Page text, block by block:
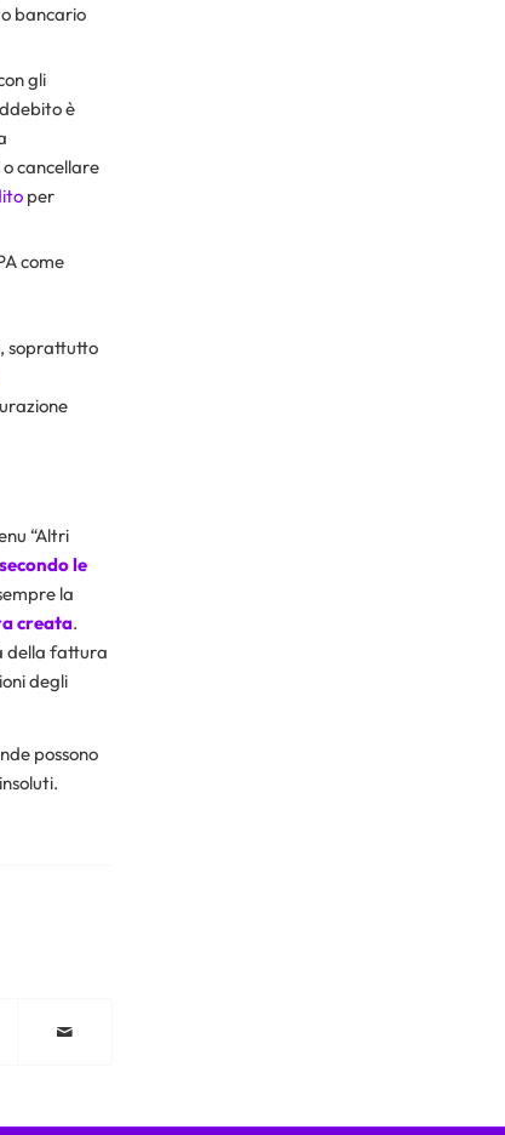
bancario
gli
è
cancellare
per
come
soprattutto
“Altri
le
la
creata.
della fattura
degli
possono